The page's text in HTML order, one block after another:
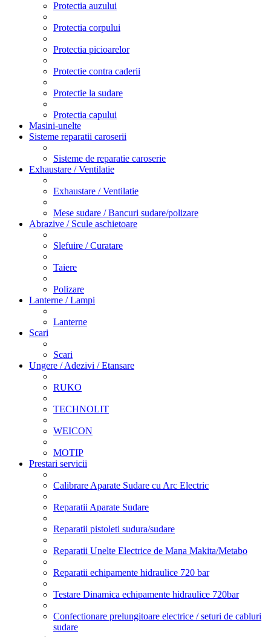
Protectia auzului
Protectia corpului
Protectia picioarelor
Protectie contra caderii
Protectie la sudare
Protectia capului
Masini-unelte
Sisteme reparatii caroserii
Sisteme de reparatie caroserie
Exhaustare / Ventilatie
Exhaustare / Ventilatie
Mese sudare / Bancuri sudare/polizare
Abrazive / Scule aschietoare
Slefuire / Curatare
Taiere
Polizare
Lanterne / Lampi
Lanterne
Scari
Scari
Ungere / Adezivi / Etansare
RUKO
TECHNOLIT
WEICON
MOTIP
Prestari servicii
Calibrare Aparate Sudare cu Arc Electric
Reparatii Aparate Sudare
Reparatii pistoleti sudura/sudare
Reparatii Unelte Electrice de Mana Makita/Metabo
Reparatii echipamente hidraulice 720 bar
Testare Dinamica echipamente hidraulice 720bar
Confectionare prelungitoare electrice / seturi de cabluri
sudare